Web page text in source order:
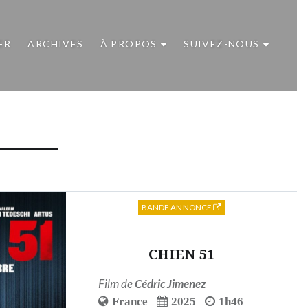
ARCHIVES À PROPOS SUIVEZ-NOUS
CHIEN 51
Film deCédric Jimenez
France 2025
1h46
BANDE ANNONCE